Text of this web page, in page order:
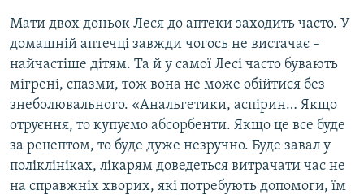
Мати двох доньок Леся до аптеки заходить часто. У
домашній аптечці завжди чогось не вистачає –
найчастіше дітям. Та й у самої Лесі часто бувають
мігрені, спазми, тож вона не може обійтися без
знеболювального. «Анальгетики, аспірин… Якщо
отруєння, то купуємо абсорбенти. Якщо це все буде
за рецептом, то буде дуже незручно. Буде завал у
поліклініках, лікарям доведеться витрачати час не
на справжніх хворих, які потребують допомоги, їм